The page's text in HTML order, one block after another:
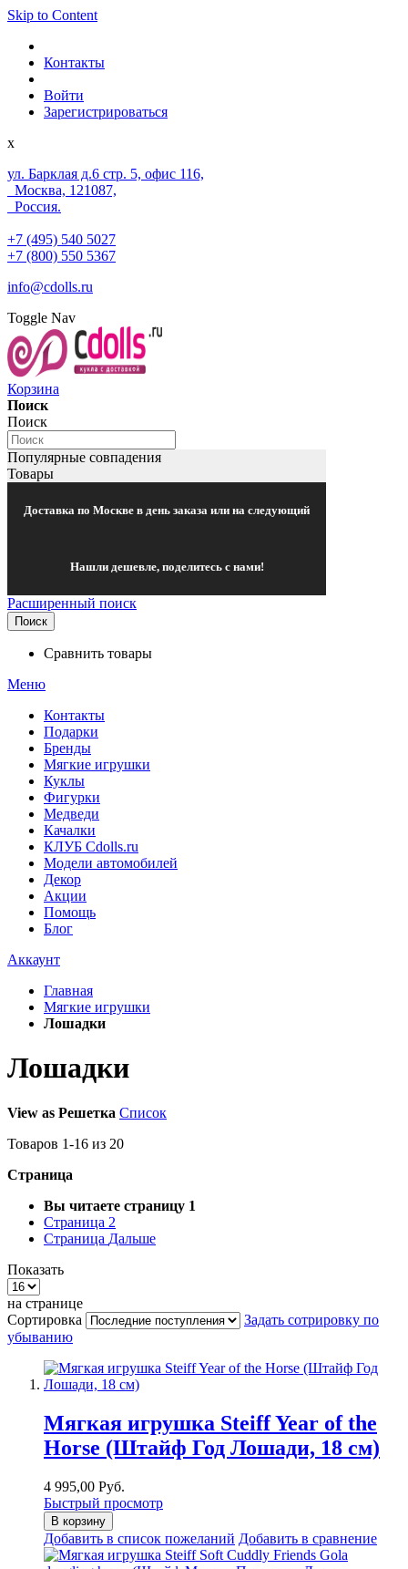
Skip to Content
Контакты
Войти
Зарегистрироваться
x
ул. Барклая д.6 стр. 5, офис 116,
Москва, 121087,
Россия.
+7 (495) 540 5027
+7 (800) 550 5367
info@cdolls.ru
Toggle Nav
Корзина
Поиск
Поиск
Популярные совпадения
Товары
Доставка по Москве в день заказа или на следующий
Нашли дешевле, поделитесь с нами!
Расширенный поиск
Поиск
Сравнить товары
Меню
Контакты
Подарки
Бренды
Мягкие игрушки
Куклы
Фигурки
Медведи
Качалки
КЛУБ Cdolls.ru
Модели автомобилей
Декор
Акции
Помощь
Блог
Аккаунт
Главная
Мягкие игрушки
Лошадки
Лошадки
View as Решетка Список
Товаров 1-16 из 20
Страница
Вы читаете страницу 1
Страница 2
Страница Дальше
Показать
на странице
Сортировка
Задать сотрировку по
убыванию
Мягкая игрушка Steiff Year of the
Horse (Штайф Год Лошади, 18 см)
4 995,00 Руб.
Быстрый просмотр
В корзину
Добавить в список пожеланий Добавить в сравнение